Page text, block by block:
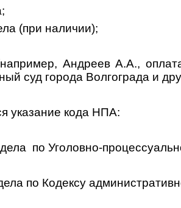
(при наличии);
Андреев А.А.,
суд города Волгограда и
указание кода НПА:
по Уголовно-
по Кодексу